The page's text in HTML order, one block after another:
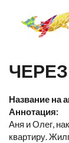
Название на
Аннотация:
Аня и Олег,
квартиру.